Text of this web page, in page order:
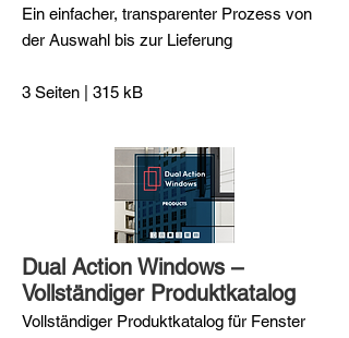
Ein einfacher, transparenter Prozess von
der Auswahl bis zur Lieferung
3 Seiten | 315 kB
Dual Action Windows –
Vollständiger Produktkatalog
Vollständiger Produktkatalog für Fenster